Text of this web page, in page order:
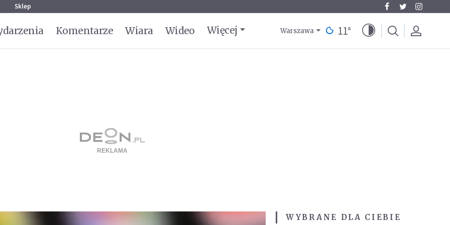
Sklep
Komentarze Wiara Wideo Więcej Warszawa 11°
WYBRANE DLA CIEBIE